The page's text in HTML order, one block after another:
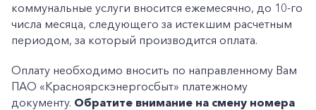
коммунальные услуги вносится ежемесячно, до 10-го
числа месяца, следующего за истекшим расчетным
периодом, за который производится оплата.
Оплату необходимо вносить по направленному Вам
ПАО «Красноярскэнергосбыт» платежному
документу. Обратите внимание на смену номера